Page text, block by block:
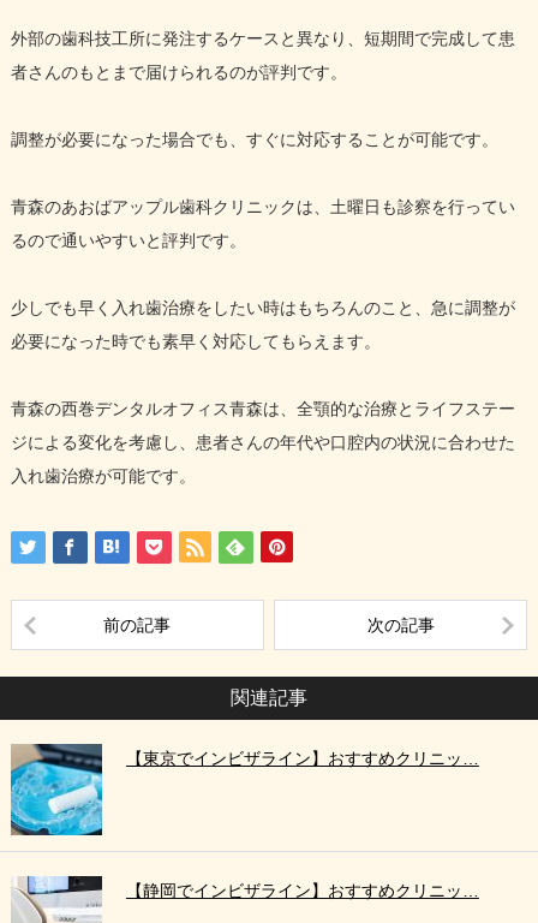
外部の歯科技工所に発注するケースと異なり、短期間で完成して患
者さんのもとまで届けられるのが評判です。
調整が必要になった場合でも、すぐに対応することが可能です。
青森のあおばアップル歯科クリニックは、土曜日も診察を行ってい
るので通いやすいと評判です。
少しでも早く入れ歯治療をしたい時はもちろんのこと、急に調整が
必要になった時でも素早く対応してもらえます。
青森の西巻デンタルオフィス青森は、全顎的な治療とライフステー
ジによる変化を考慮し、患者さんの年代や口腔内の状況に合わせた
入れ歯治療が可能です。
前の記事 次の記事
関連記事
【東京でインビザライン】おすすめクリニッ…
【静岡でインビザライン】おすすめクリニッ…